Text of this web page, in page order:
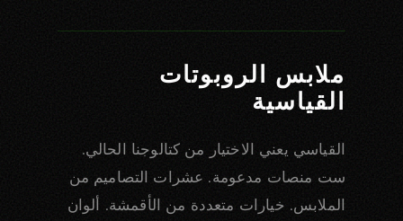
ملابس الروبوتات
القياسية
القياسي يعني الاختيار من كتالوجنا الحالي.
ست منصات مدعومة. عشرات التصاميم من
الملابس. خيارات متعددة من الأقمشة. ألوان